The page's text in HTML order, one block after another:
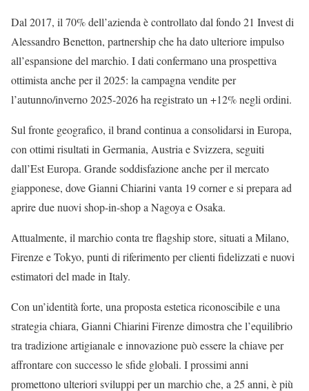
Dal 2017, il 70% dell’azienda è controllato dal fondo 21 Invest di
Alessandro Benetton, partnership che ha dato ulteriore impulso
all’espansione del marchio. I dati confermano una prospettiva
ottimista anche per il 2025: la campagna vendite per
l’autunno/inverno 2025-2026 ha registrato un +12% negli ordini.
Sul fronte geografico, il brand continua a consolidarsi in Europa,
con ottimi risultati in Germania, Austria e Svizzera, seguiti
dall’Est Europa. Grande soddisfazione anche per il mercato
giapponese, dove Gianni Chiarini vanta 19 corner e si prepara ad
aprire due nuovi shop-in-shop a Nagoya e Osaka.
Attualmente, il marchio conta tre flagship store, situati a Milano,
Firenze e Tokyo, punti di riferimento per clienti fidelizzati e nuovi
estimatori del made in Italy.
Con un’identità forte, una proposta estetica riconoscibile e una
strategia chiara, Gianni Chiarini Firenze dimostra che l’equilibrio
tra tradizione artigianale e innovazione può essere la chiave per
affrontare con successo le sfide globali. I prossimi anni
promettono ulteriori sviluppi per un marchio che, a 25 anni, è più